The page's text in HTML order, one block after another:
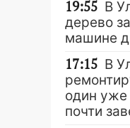
19:55 В
дерево
машине
17:15 В
один
почти